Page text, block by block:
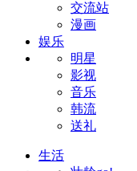
交流站
漫画
娱乐
明星
影视
音乐
韩流
送礼
生活